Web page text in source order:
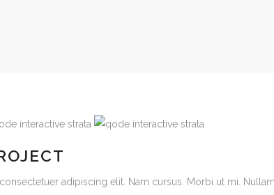
adipiscing elit. Nam cursus. Morbi ut mi.